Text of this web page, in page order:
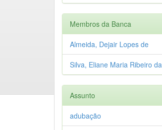
Membros da Banca
Almeida, Dejair Lopes de
Silva, Eliane Maria Ribeiro da
Assunto
adubação